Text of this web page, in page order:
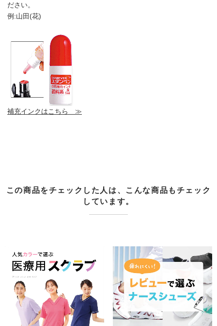
ださい。
例:山田(花)
補充インクはこちら ≫
この商品をチェックした人は、こんな商品もチェック
しています。